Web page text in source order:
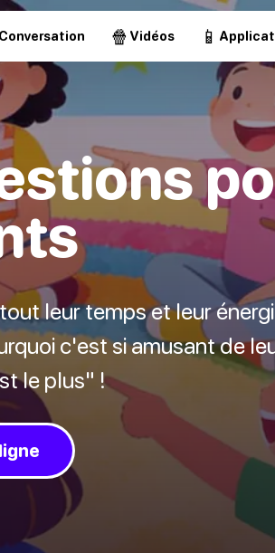
🍿 Vidéos 📱
leur temps et leur
c'est si amusant de
le plus" !